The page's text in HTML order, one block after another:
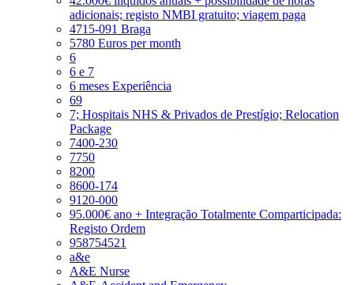
adicionais; registo NMBI gratuito; viagem paga
4715-091 Braga
5780 Euros per month
6
6 e 7
6 meses Experiência
69
7; Hospitais NHS & Privados de Prestígio; Relocation
Package
7400-230
7750
8200
8600-174
9120-000
95.000€ ano + Integração Totalmente Comparticipada:
Registo Ordem
958754521
a&e
A&E Nurse